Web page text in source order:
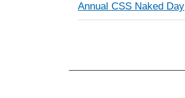
Annual CSS Naked Day